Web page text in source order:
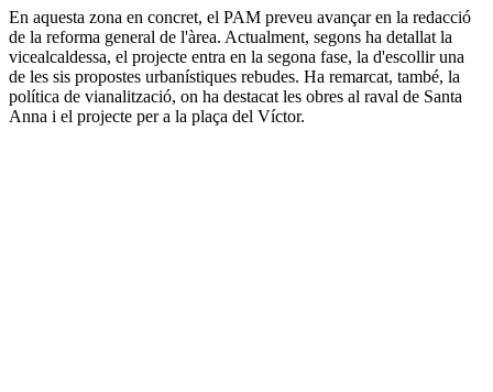
En aquesta zona en concret, el PAM preveu avançar en la redacció
de la reforma general de l'àrea. Actualment, segons ha detallat la
vicealcaldessa, el projecte entra en la segona fase, la d'escollir una
de les sis propostes urbanístiques rebudes. Ha remarcat, també, la
política de vianalització, on ha destacat les obres al raval de Santa
Anna i el projecte per a la plaça del Víctor.